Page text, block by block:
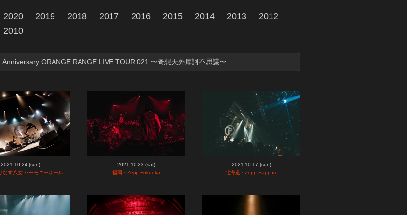
2020 2019 2018 2017 2016 2015 2014 2013
2012
2010
Anniversary ORANGE RANGE LIVE TOUR 021 〜奇想天外摩訶不思議〜
2021.10.24 (sun)
なす八女 ハーモニーホール
2021.10.23 (sat)
福岡・Zepp Fukuoka
2021.10.17 (sun)
北海道・Zepp Sapporo